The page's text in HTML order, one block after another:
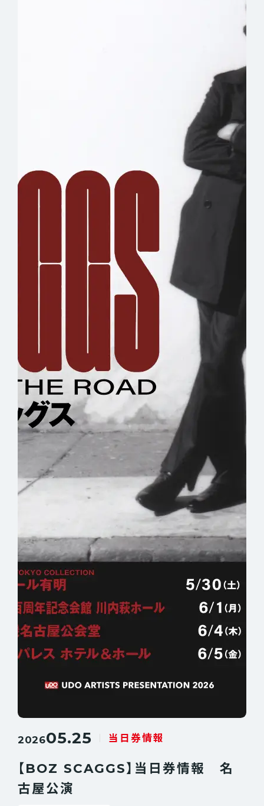
202605.25 当日券情報
【BOZ SCAGGS】当日券情報 名
古屋公演